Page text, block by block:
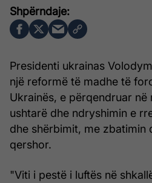
Presidenti ukrainas
një reformë të madhe të
Ukrainës, e përqendruar
ushtarë dhe ndryshimin e
dhe shërbimit, me zbatimin
qershor.
"Viti i pestë i luftës në